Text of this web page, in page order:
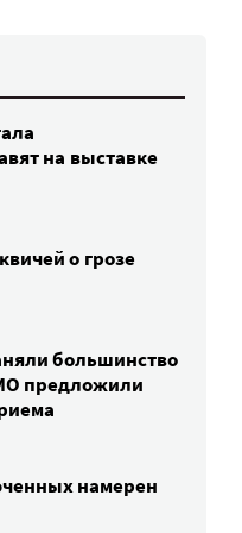
на выставке
о грозе
большинство
предложили
намерен